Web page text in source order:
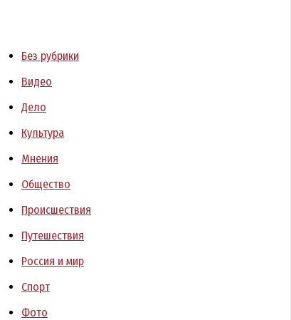
Без рубрики
Видео
Дело
Культура
Мнения
Общество
Происшествия
Путешествия
Россия и мир
Спорт
Фото